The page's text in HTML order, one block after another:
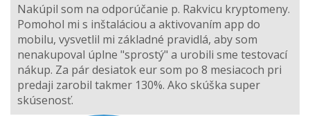
Nakúpil som na odporúčanie p. Rakvicu kryptomeny.
Pomohol mi s inštaláciou a aktivovaním app do
mobilu, vysvetlil mi základné pravidlá, aby som
nenakupoval úplne "sprostý" a urobili sme testovací
nákup. Za pár desiatok eur som po 8 mesiacoch pri
predaji zarobil takmer 130%. Ako skúška super
skúsenosť.